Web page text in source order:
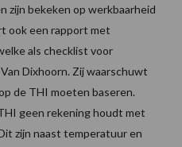
zijn bekeken op werkbaarheid
ook een rapport met
als checklist voor
Dixhoorn. Zij waarschuwt
de THI moeten baseren.
geen rekening houdt met
zijn naast temperatuur en